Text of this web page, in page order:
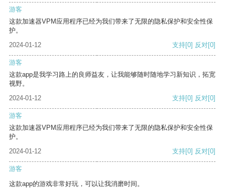
游客
这款加速器VPM应用程序已经为我们带来了无限的隐私保护和安全性保
护。
2024-01-12
支持[0] 反对[0]
游客
这款app是我学习路上的良师益友，让我能够随时随地学习新知识，拓宽
视野。
2024-01-12
支持[0] 反对[0]
游客
这款加速器VPM应用程序已经为我们带来了无限的隐私保护和安全性保
护。
2024-01-12
支持[0] 反对[0]
游客
这款app的游戏非常好玩，可以让我消磨时间。